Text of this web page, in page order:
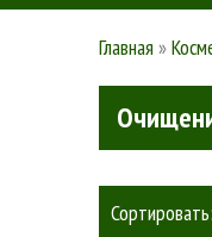
Главная »
Сортировать: